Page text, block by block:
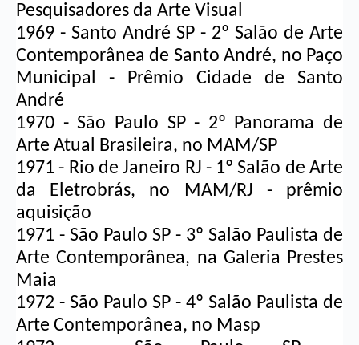
Pesquisadores da Arte Visual
1969 - Santo André SP - 2º Salão de Arte
Contemporânea de Santo André, no Paço
Municipal - Prêmio Cidade de Santo
André
1970 - São Paulo SP - 2º Panorama de
Arte Atual Brasileira, no MAM/SP
1971 - Rio de Janeiro RJ - 1º Salão de Arte
da Eletrobrás, no MAM/RJ - prêmio
aquisição
1971 - São Paulo SP - 3º Salão Paulista de
Arte Contemporânea, na Galeria Prestes
Maia
1972 - São Paulo SP - 4º Salão Paulista de
Arte Contemporânea, no Masp